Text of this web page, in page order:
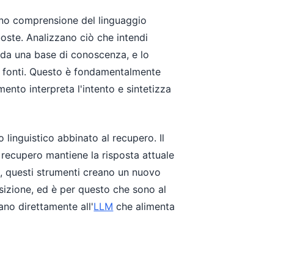
comprensione del linguaggio
Analizzano ciò che intendi
una base di conoscenza, e lo
Questo è fondamentalmente
interpreta l'intento e sintetizza
linguistico abbinato al recupero. Il
mantiene la risposta attuale
strumenti creano un nuovo
ed è per questo che sono al
direttamente all'LLM che alimenta